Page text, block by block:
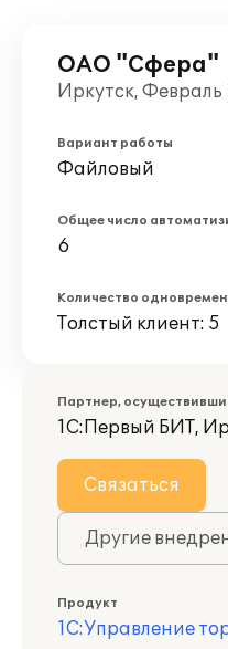
ОАО "Сфера"
Иркутск, Февраль
Вариант работы
Файловый
Общее число
6
Количество
Толстый клиент: 5
Партнер,
1С:Первый БИТ,
Связаться
Другие
Продукт
1С:Управление